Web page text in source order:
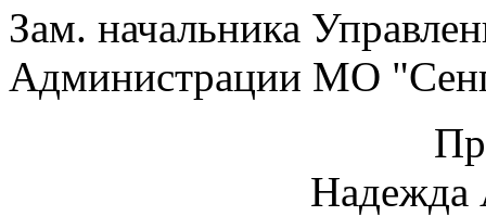
Зам. начальника
Администрации МО
Надежда